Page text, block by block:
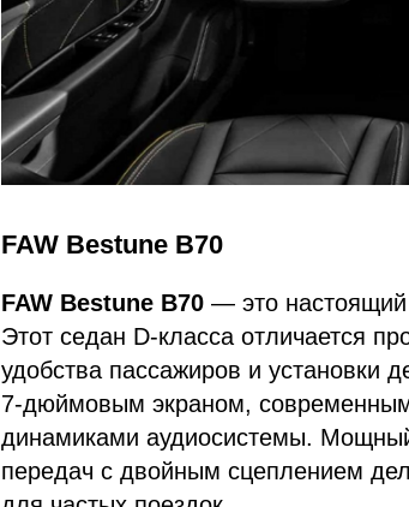
FAW Bestune B70
FAW Bestune B70 — это
Этот седан D-класса отличается
удобства пассажиров и установки
7-дюймовым экраном,
динамиками аудиосистемы.
передач с двойным сцеплением